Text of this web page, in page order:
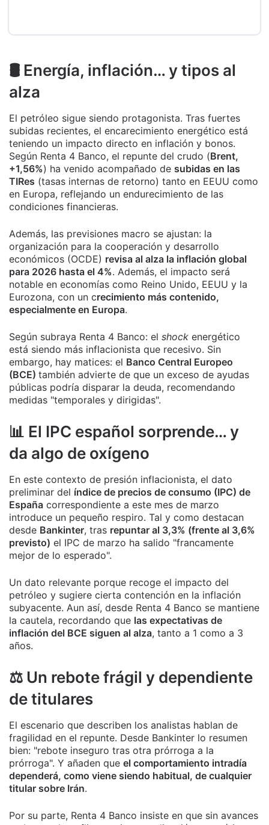
🛢️ Energía, inflación… y tipos al
alza
El petróleo sigue siendo protagonista. Tras fuertes
subidas recientes, el encarecimiento energético está
teniendo un impacto directo en inflación y bonos.
Según Renta 4 Banco, el repunte del crudo (Brent,
+1,56%) ha venido acompañado de subidas en las
TIRes (tasas internas de retorno) tanto en EEUU como
en Europa, reflejando un endurecimiento de las
condiciones financieras.
Además, las previsiones macro se ajustan: la
organización para la cooperación y desarrollo
económicos (OCDE) revisa al alza la inflación global
para 2026 hasta el 4%. Además, el impacto será
notable en economías como Reino Unido, EEUU y la
Eurozona, con un crecimiento más contenido,
especialmente en Europa.
Según subraya Renta 4 Banco: el shock energético
está siendo más inflacionista que recesivo. Sin
embargo, hay matices: el Banco Central Europeo
(BCE) también advierte de que un exceso de ayudas
públicas podría disparar la deuda, recomendando
medidas "temporales y dirigidas".
📊 El IPC español sorprende… y
da algo de oxígeno
En este contexto de presión inflacionista, el dato
preliminar del índice de precios de consumo (IPC) de
España correspondiente a este mes de marzo
introduce un pequeño respiro. Tal y como destacan
desde Bankinter, tras repuntar al 3,3% (frente al 3,6%
previsto) el IPC de marzo ha salido "francamente
mejor de lo esperado".
Un dato relevante porque recoge el impacto del
petróleo y sugiere cierta contención en la inflación
subyacente. Aun así, desde Renta 4 Banco se mantiene
la cautela, recordando que las expectativas de
inflación del BCE siguen al alza, tanto a 1 como a 3
años.
⚖️ Un rebote frágil y dependiente
de titulares
El escenario que describen los analistas hablan de
fragilidad en el repunte. Desde Bankinter lo resumen
bien: "rebote inseguro tras otra prórroga a la
prórroga". Y añaden que el comportamiento intradía
dependerá, como viene siendo habitual, de cualquier
titular sobre Irán.
Por su parte, Renta 4 Banco insiste en que sin avances